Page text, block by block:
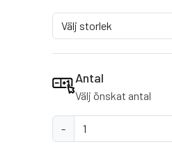
Antal
Välj önskat antal
-